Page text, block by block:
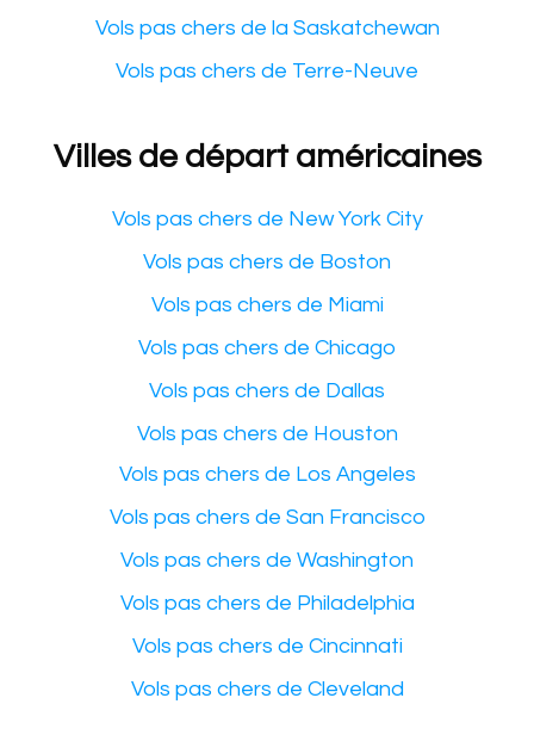
Vols pas chers de la Saskatchewan
Vols pas chers de Terre-Neuve
Villes de départ américaines
Vols pas chers de New York City
Vols pas chers de Boston
Vols pas chers de Miami
Vols pas chers de Chicago
Vols pas chers de Dallas
Vols pas chers de Houston
Vols pas chers de Los Angeles
Vols pas chers de San Francisco
Vols pas chers de Washington
Vols pas chers de Philadelphia
Vols pas chers de Cincinnati
Vols pas chers de Cleveland